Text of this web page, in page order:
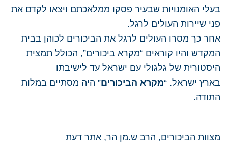
בעלי האומנויות שבעיר פסקו ממלאכתם ויצאו לקדם את
פני שיירות העולים לרגל.
אחר כך מסרו העולים לרגל את הביכורים לכוהן בבית
המקדש והיו קוראים “מקרא ביכורים”, הכולל תמצית
היסטורית של גלגולי עם ישראל עד לישיבתו
בארץ ישראל. “מקרא הביכורים” היה מסתיים במלות
התודה.
מצוות הביכורים, הרב ש.מן הר, אתר דעת